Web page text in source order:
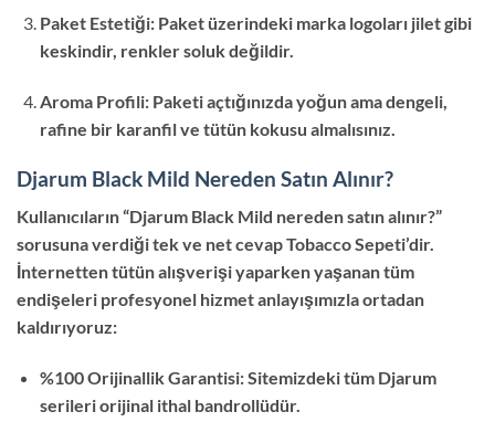
Paket Estetiği: Paket üzerindeki marka logoları jilet gibi
keskindir, renkler soluk değildir.
Aroma Profili: Paketi açtığınızda yoğun ama dengeli,
rafine bir karanfil ve tütün kokusu almalısınız.
Djarum Black Mild Nereden Satın Alınır?
Kullanıcıların “Djarum Black Mild nereden satın alınır?”
sorusuna verdiği tek ve net cevap Tobacco Sepeti’dir.
İnternetten tütün alışverişi yaparken yaşanan tüm
endişeleri profesyonel hizmet anlayışımızla ortadan
kaldırıyoruz:
%100 Orijinallik Garantisi: Sitemizdeki tüm Djarum
serileri orijinal ithal bandrollüdür.